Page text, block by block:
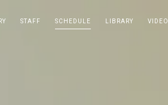
STAFF SCHEDULE LIBRARY VIDEO